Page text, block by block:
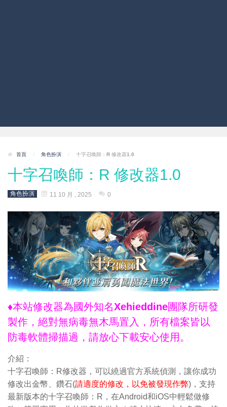
首頁 / 角色扮演 / 十字召喚師：R 修改器1.0
十字召喚師：R 修改器1.0
角色扮演 11 10 月 , 2025 0
♦本站修改器為國外知名Xehieddine團隊所研發
製作，絕對無病毒無木馬置入，所有檔案皆以
防毒軟體掃描過，請放心下載安心使用。
介紹：
十字召喚師：R修改器，可以繞過官方系統偵測，讓你成功
修改出金幣、鑽石(請適度的修改，以免被發現作弊)，支持
最新版本的十字召喚師：R，在Android和iOS中輕鬆做修